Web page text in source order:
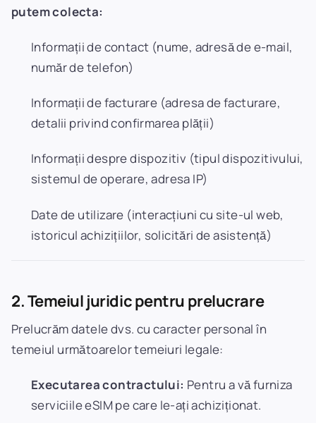
putem colecta:
Informații de contact (nume, adresă de e-mail,
număr de telefon)
Informații de facturare (adresa de facturare,
detalii privind confirmarea plății)
Informații despre dispozitiv (tipul dispozitivului,
sistemul de operare, adresa IP)
Date de utilizare (interacțiuni cu site-ul web,
istoricul achizițiilor, solicitări de asistență)
2. Temeiul juridic pentru prelucrare
Prelucrăm datele dvs. cu caracter personal în
temeiul următoarelor temeiuri legale:
Executarea contractului: Pentru a vă furniza
serviciile eSIM pe care le-ați achiziționat.